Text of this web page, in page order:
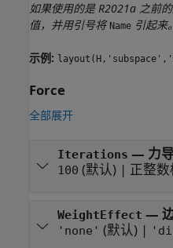
如果使用的是 R2021a 之前
值，并用引号将 Name 引起来。
示例:
Force
全部展开
Iterations — 力
100 (默认) | 正整
WeightEffect —
'none' (默认) |